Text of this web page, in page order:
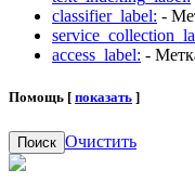
classifier_label: -
access_label: -
Помощь [ показать ]
Поиск Очистить